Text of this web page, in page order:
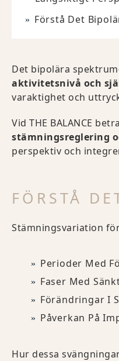
Förstå Det
Det bipolära
aktivitetsnivå och
varaktighet och
Vid THE BALANCE
stämningsreglering
perspektiv och
FÖRSTÅ
Stämningsvariation
Perioder Med
Faser Med
Förändringar I
Påverkan På
Hur dessa